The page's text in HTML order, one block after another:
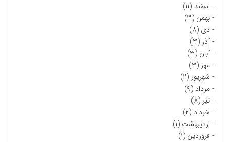
- اسفند (۱۱)
-بهمن (۳)
- دی (۸)
-آذر (۳)
-آبان (۳)
-مهر (۳)
- شهریور (۲)
-مرداد (۹)
-تیر (۸)
- خرداد (۲)
- اردیبهشت (۱)
- فروردین (۱)